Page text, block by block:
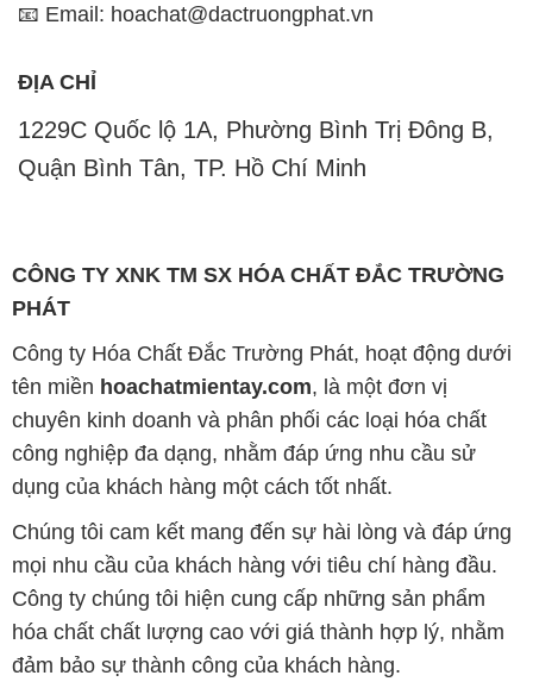
📧 Email: hoachat@dactruongphat.vn
ĐỊA CHỈ
1229C Quốc lộ 1A, Phường Bình Trị Đông B,
Quận Bình Tân, TP. Hồ Chí Minh
CÔNG TY XNK TM SX HÓA CHẤT ĐẮC TRƯỜNG
PHÁT
Công ty Hóa Chất Đắc Trường Phát, hoạt động dưới
tên miền hoachatmientay.com, là một đơn vị
chuyên kinh doanh và phân phối các loại hóa chất
công nghiệp đa dạng, nhằm đáp ứng nhu cầu sử
dụng của khách hàng một cách tốt nhất.
Chúng tôi cam kết mang đến sự hài lòng và đáp ứng
mọi nhu cầu của khách hàng với tiêu chí hàng đầu.
Công ty chúng tôi hiện cung cấp những sản phẩm
hóa chất chất lượng cao với giá thành hợp lý, nhằm
đảm bảo sự thành công của khách hàng.